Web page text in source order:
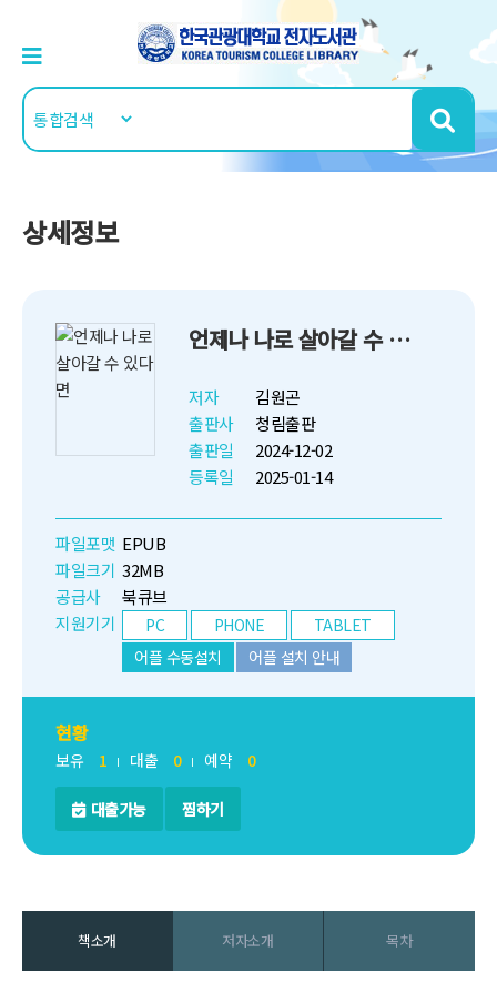
상세정보
언제나 나로 살아갈 수 있다면
저자
김원곤
출판사
청림출판
출판일
2024-12-02
등록일
2025-01-14
파일포맷 EPUB
파일크기 32MB
공급사
북큐브
지원기기
PC PHONE
TABLET
어플 수동설치
어플 설치 안내
현황
보유 1 대출 0 예약 0
대출가능 찜하기
책소개 저자소개 목차